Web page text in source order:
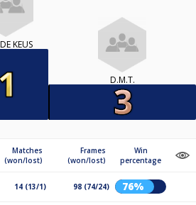
KEUS
D.M.T.
Matches
(won/lost)
Frames
(won/lost)
Win
percentage
14 (13/1) 98 (74/24) 76%